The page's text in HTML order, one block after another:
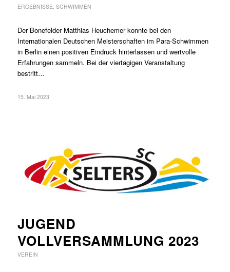
ERGEBNISSE, SCHWIMMEN
Der Bonefelder Matthias Heuchemer konnte bei den
Internationalen Deutschen Meisterschaften im Para-Schwimmen
in Berlin einen positiven Eindruck hinterlassen und wertvolle
Erfahrungen sammeln. Bei der viertägigen Veranstaltung
bestritt…
15. Mai 2023
JUGEND
VOLLVERSAMMLUNG 2023
VEREIN